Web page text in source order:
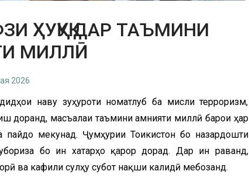
ҲУҚУҚ ДАР ТАЪМИНИ
МИЛЛӢ
2026
наву зуҳуроти номатлуб ба мисли терроризм,
доранд, масъалаи таъмини амнияти миллӣ барои ҳар
пайдо мекунад. Ҷумҳурии Тоҷикистон бо назардошти
бо ин хатарҳо қарор дорад. Дар ин раванд,
ва кафили сулҳу субот нақши калидӣ мебозанд.